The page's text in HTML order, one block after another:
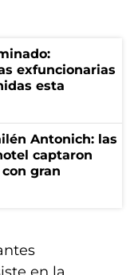
exfuncionarias
esta
Antonich: las
captaron
gran